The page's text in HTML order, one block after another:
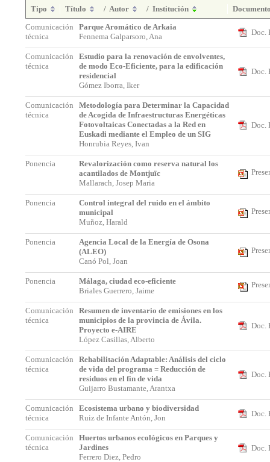
Tipo Título / Autor / Institución
Comunicación
técnica
Parque Aromático de Arkaia
Fennema Galparsoro, Ana
Doc.
Comunicación
técnica
Estudio para la renovación de envolventes,
de modo Eco-Eficiente, para la edificación
residencial
Gómez Iborra, Iker
Doc.
Comunicación
técnica
Metodología para Determinar la Capacidad
de Acogida de Infraestructuras Energéticas
Fotovoltaicas Conectadas a la Red en
Euskadi mediante el Empleo de un SIG
Honrubia Reyes, Ivan
Doc.
Ponencia
Revalorización como reserva natural los
acantilados de Montjuïc
Mallarach, Josep Maria
Ponencia
Control integral del ruido en el ámbito
municipal
Muñoz, Harald
Ponencia
Agencia Local de la Energía de Osona
(ALEO)
Canó Pol, Joan
Ponencia
Málaga, ciudad eco-eficiente
Briales Guerrero, Jaime
Comunicación
técnica
Resumen de inventario de emisiones en los
municipios de la provincia de Ávila.
Proyecto e-AIRE
López Casillas, Alberto
Doc.
Comunicación
técnica
Rehabilitación Adaptable: Análisis del ciclo
de vida del programa = Reducción de
residuos en el fin de vida
Guijarro Bustamante, Arantxa
Doc.
Comunicación
técnica
Ecosistema urbano y biodiversidad
Ruiz de Infante Antón, Jon
Doc.
Comunicación
técnica
Huertos urbanos ecológicos en Parques y
Jardines
Ferrero Diez, Pedro
Doc.